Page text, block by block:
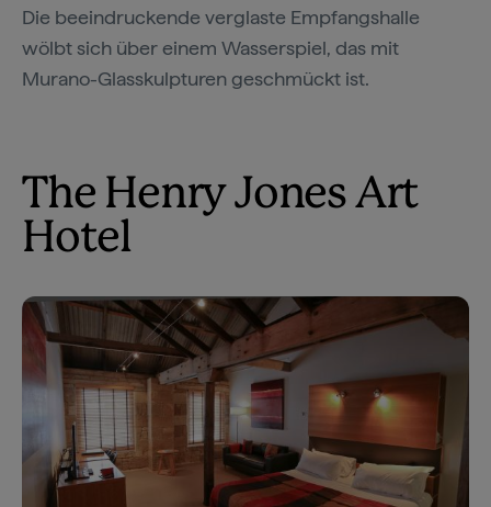
Die beeindruckende verglaste Empfangshalle
wölbt sich über einem Wasserspiel, das mit
Murano-Glasskulpturen geschmückt ist.
The Henry Jones Art
Hotel